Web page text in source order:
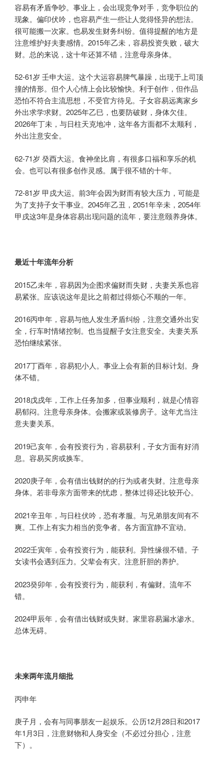
容易有矛盾争吵。事业上，会出现竞争对手，竞争职位的
现象。偏印伏吟，也容易产生一些让人觉得怪异的想法。
很可能搬一次家。也易发生财务纠纷。值得提醒的地方是
注意维护好夫妻感情。2015年乙未，容易投资失败，破大
财。总的来说，这十年还算不错，注意母亲身体。
52-61岁 壬申大运。这个大运容易脾气暴躁，出现于上司顶
撞的情形。但个人心情上会比较愉快。利于创作，但作品
恐怕不符合主流思想，不受官方待见。子女容易远离家乡
外出求学求财。2025年乙巳，也要防破财，身体欠佳。
2026年丁未，与日柱天克地冲，这年各方面都不太顺利，
外出注意安全。
62-71岁 癸酉大运。食神坐比肩，有很多口福和享乐的机
会。也可以有很多创作灵感。属于很不错的十年。
72-81岁 甲戌大运。前3年会因为财而有较大压力，可能是
为了支持子女干事业。2045年乙丑，2051年辛未，2054年
甲戌这3年是身体容易出现问题的流年，要注意颐养身体。
最近十年流年分析
2015乙未年，容易因为企图求偏财而失财，夫妻关系也容
易紧张。应该说这年是比之前都过得烦心不顺的一年。
2016丙申年，容易与他人发生矛盾纠纷，注意交通外出安
全，行车时情绪控制。也当提醒子女注意安全。夫妻关系
恐怕继续紧张。
2017丁酉年，容易犯小人。事业上会有新的目标计划。身
体不错。
2018戊戌年，工作上任务加多，但事业顺利，就是心情容
易郁闷。注意母亲身体。会搬家或装修房子。这年尤当注
意夫妻关系。
2019己亥年，会有投资行为，容易获利，子女方面有好消
息。容易买房或换车。
2020庚子年，会有借出钱财的的行为或者失财。注意母亲
身体。若非母亲方面带来的忧虑，整体过得还比较开心。
2021辛丑年，与日柱伏吟，恐有孝服。与兄弟朋友间有不
爽。工作上有实力相当的竞争者。各方面宜静不宜动。
2022壬寅年，会有投资行为，能获利。异性缘很不错。子
女读书会遇到压力。父辈会有灾。注意肝胆的养护。
2023癸卯年，会有投资行为，能获利，有偏财。流年不
错。
2024甲辰年，会有借出钱财或失财。家里容易漏水渗水。
总体无碍。
未来两年流月细批
丙申年
庚子月，会有与同事朋友一起娱乐。公历12月28日和2017
年1月3日，注意财物和人身安全（不必过分担心，注意
下）。